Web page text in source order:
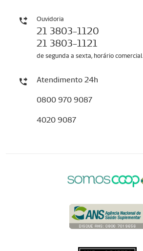
Ouvidoria
21 3803-1120
21 3803-1121
de segunda a sexta, horário comercial
Atendimento 24h
0800 970 9087
4020 9087